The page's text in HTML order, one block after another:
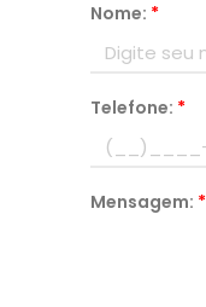
Nome: *
Telefone: *
Mensagem: *